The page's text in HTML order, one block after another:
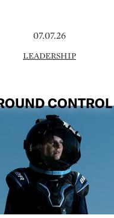
07.07.26
LEADERSHIP
CONTROL